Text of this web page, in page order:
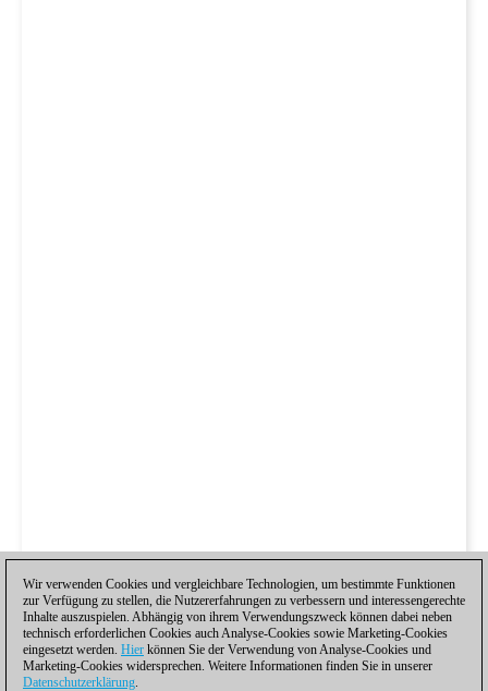
Wir verwenden Cookies und vergleichbare Technologien, um bestimmte Funktionen
zur Verfügung zu stellen, die Nutzererfahrungen zu verbessern und interessengerechte
Inhalte auszuspielen. Abhängig von ihrem Verwendungszweck können dabei neben
technisch erforderlichen Cookies auch Analyse-Cookies sowie Marketing-Cookies
eingesetzt werden. Hier können Sie der Verwendung von Analyse-Cookies und
Marketing-Cookies widersprechen. Weitere Informationen finden Sie in unserer
Datenschutzerklärung.